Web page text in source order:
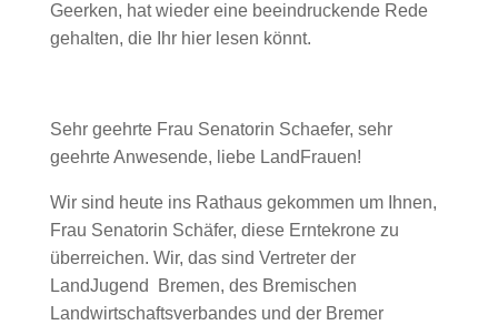
Geerken, hat wieder eine beeindruckende Rede
gehalten, die Ihr hier lesen könnt.
Sehr geehrte Frau Senatorin Schaefer, sehr
geehrte Anwesende, liebe LandFrauen!
Wir sind heute ins Rathaus gekommen um Ihnen,
Frau Senatorin Schäfer, diese Erntekrone zu
überreichen. Wir, das sind Vertreter der
LandJugend Bremen, des Bremischen
Landwirtschaftsverbandes und der Bremer